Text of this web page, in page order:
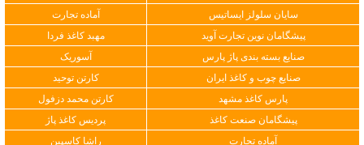
سایان سلولز ایساتیس
آماده تجارت
پیشگامان نوین تجارت آوید
مهبد کاغذ فردا
صنایع بسته بندی پاژ پارس
آسوریک
صنایع چوب و کاغذ ایران
کارتن توحید
پارس کاغذ مشهد
کارتن محمد دزفول
پیشگامان صنعت کاغذ
پردیس کاغذ پاژ
آماده تجارت
راشا کاسپین